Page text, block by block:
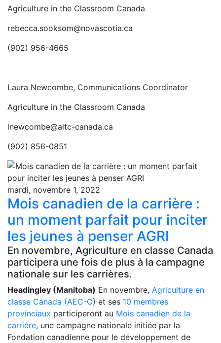
Agriculture in the Classroom Canada
rebecca.sooksom@novascotia.ca
(902) 956-4665
Laura Newcombe, Communications Coordinator
Agriculture in the Classroom Canada
lnewcombe@aitc-canada.ca
(902) 856-0851
mardi, novembre 1, 2022
Mois canadien de la carrière :
un moment parfait pour inciter
les jeunes à penser AGRI
En novembre, Agriculture en classe Canada
participera une fois de plus à la campagne
nationale sur les carrières.
Headingley (Manitoba) En novembre, Agriculture en
classe Canada (AEC-C) et ses 10 membres
provinciaux participeront au Mois canadien de la
carrière, une campagne nationale initiée par la
Fondation canadienne pour le développement de